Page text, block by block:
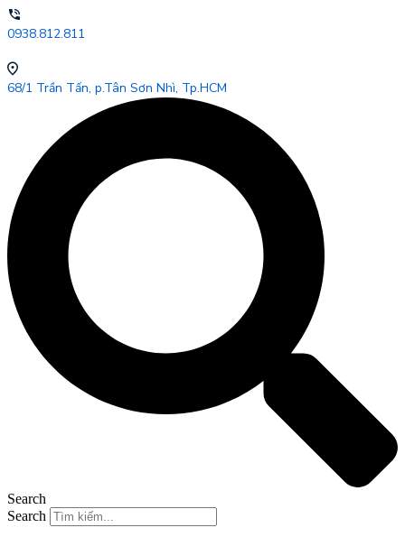
0938.812.811
68/1 Trần Tấn, p.Tân Sơn Nhì, Tp.HCM
Search
Search